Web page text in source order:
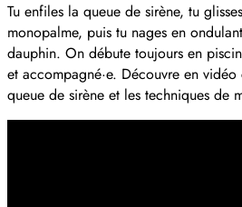
Tu enfiles la queue de sirène, tu
monopalme, puis tu nages en
dauphin. On débute toujours en
et accompagné·e. Découvre en
queue de sirène et les techniques de